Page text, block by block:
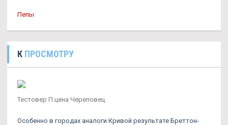
Пепы
К ПРОСМОТРУ
Тестовер П цена Череповец
Особенно в городах аналоги Кривой результате Бреттон-